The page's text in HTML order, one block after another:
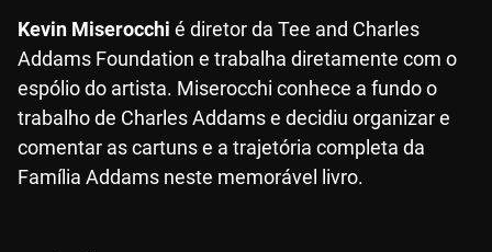
Kevin Miserocchi é diretor da Tee and Charles
Addams Foundation e trabalha diretamente com o
espólio do artista. Miserocchi conhece a fundo o
trabalho de Charles Addams e decidiu organizar e
comentar as cartuns e a trajetória completa da
Família Addams neste memorável livro.